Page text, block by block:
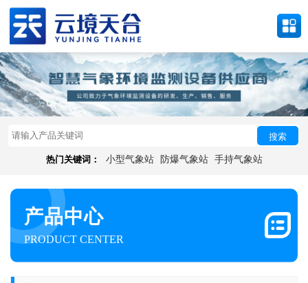
搜索
热门关键词： 小型气象站 防爆气象站 手持气象站
产品中心
PRODUCT CENTER